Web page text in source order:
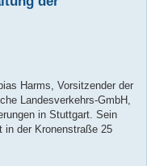
Harms, Vorsitzender der
Landesverkehrs-GmbH,
in Stuttgart. Sein
in der Kronenstraße 25